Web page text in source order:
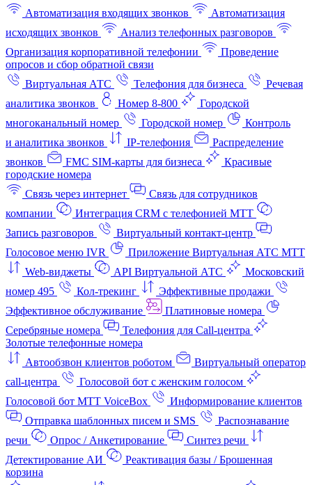
Автоматизация входящих звонков
Автоматизация
исходящих звонков
Анализ телефонных разговоров
Организация корпоративной телефонии
Проведение
опросов и сбор обратной связи
Виртуальная АТС
Телефония для бизнеса
Речевая
аналитика звонков
Номер 8-800
Городской
многоканальный номер
Городской номер
Контроль
и аналитика звонков
IP-телефония
Распределение
звонков
FMC SIM-карты для бизнеса
Красивые
городские номера
Связь через интернет
Связь для сотрудников
компании
Интеграция CRM с телефонией МТТ
Запись разговоров
Виртуальный контакт‑центр
Голосовое меню IVR
Приложение Виртуальная АТС МТТ
Web-виджеты
API Виртуальной АТС
Московский
номер 495
Кол-трекинг
Эффективные продажи
Эффективное обслуживание
Платиновые номера
Серебряные номера
Телефония для Call-центра
Золотые телефонные номера
Автообзвон клиентов роботом
Виртуальный оператор
call-центра
Голосовой бот с женским голосом
Голосовой бот МТТ VoiceBox
Информирование клиентов
Отправка шаблонных писем и SMS
Распознавание
речи
Опрос / Анкетирование
Синтез речи
Детектирование АИ
Реактивация базы / Брошенная
корзина